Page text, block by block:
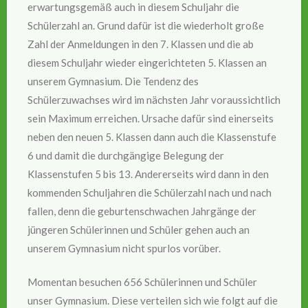
erwartungsgemäß auch in diesem Schuljahr die
Schülerzahl an. Grund dafür ist die wiederholt große
Zahl der Anmeldungen in den 7. Klassen und die ab
diesem Schuljahr wieder eingerichteten 5. Klassen an
unserem Gymnasium. Die Tendenz des
Schülerzuwachses wird im nächsten Jahr voraussichtlich
sein Maximum erreichen. Ursache dafür sind einerseits
neben den neuen 5. Klassen dann auch die Klassenstufe
6 und damit die durchgängige Belegung der
Klassenstufen 5 bis 13. Andererseits wird dann in den
kommenden Schuljahren die Schülerzahl nach und nach
fallen, denn die geburtenschwachen Jahrgänge der
jüngeren Schülerinnen und Schüler gehen auch an
unserem Gymnasium nicht spurlos vorüber.
Momentan besuchen 656 Schülerinnen und Schüler
unser Gymnasium. Diese verteilen sich wie folgt auf die